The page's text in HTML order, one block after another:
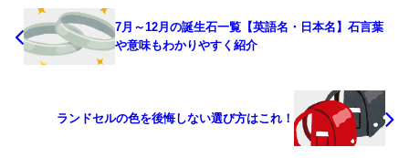
7月～12月の誕生石一覧【英語名・日本名】石言葉
や意味もわかりやすく紹介
ランドセルの色を後悔しない選び方はこれ！